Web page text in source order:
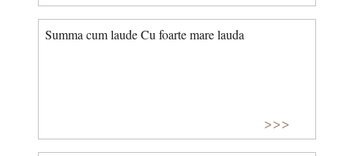
Summa cum laude Cu foarte mare lauda
>>>